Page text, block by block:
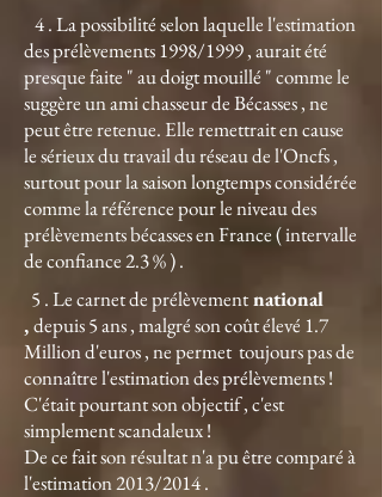
4 . La possibilité selon laquelle l'estimation
des prélèvements 1998/1999 , aurait été
presque faite " au doigt mouillé " comme le
suggère un ami chasseur de Bécasses , ne
peut être retenue. Elle remettrait en cause
le sérieux du travail du réseau de l'Oncfs ,
surtout pour la saison longtemps considérée
comme la référence pour le niveau des
prélèvements bécasses en France ( intervalle
de confiance 2.3 % ) .
5 . Le carnet de prélèvementnational
,depuis 5 ans , malgré son coût élevé 1.7
Million d'euros , ne permet toujours pas de
connaître l'estimation des prélèvements !
C'était pourtant son objectif , c'est
simplement scandaleux !
De ce fait son résultat n'a pu être comparé à
l'estimation 2013/2014 .